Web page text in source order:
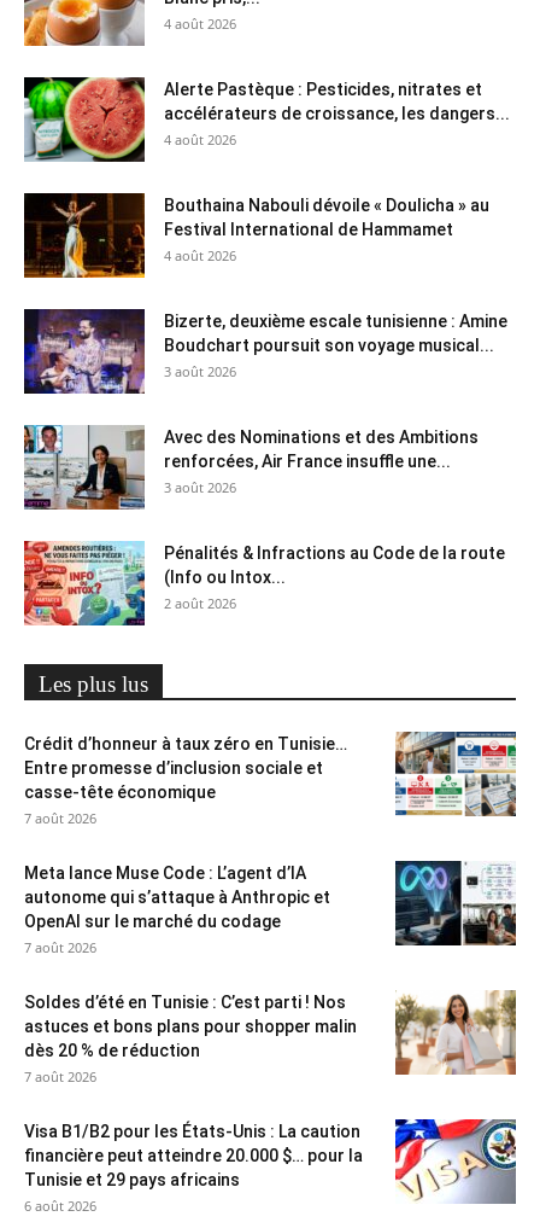
4 août 2026
Alerte Pastèque : Pesticides, nitrates et
accélérateurs de croissance, les dangers...
4 août 2026
Bouthaina Nabouli dévoile « Doulicha » au
Festival International de Hammamet
4 août 2026
Bizerte, deuxième escale tunisienne : Amine
Boudchart poursuit son voyage musical...
3 août 2026
Avec des Nominations et des Ambitions
renforcées, Air France insuffle une...
3 août 2026
Pénalités & Infractions au Code de la route
(Info ou Intox...
2 août 2026
Les plus lus
Crédit d’honneur à taux zéro en Tunisie…
Entre promesse d’inclusion sociale et
casse-tête économique
7 août 2026
Meta lance Muse Code : L’agent d’IA
autonome qui s’attaque à Anthropic et
OpenAI sur le marché du codage
7 août 2026
Soldes d’été en Tunisie : C’est parti ! Nos
astuces et bons plans pour shopper malin
dès 20 % de réduction
7 août 2026
Visa B1/B2 pour les États-Unis : La caution
financière peut atteindre 20.000 $… pour la
Tunisie et 29 pays africains
6 août 2026